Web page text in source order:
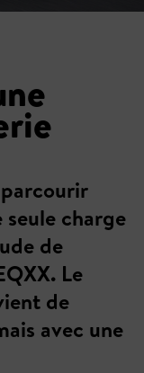
charge
de
Le
de
avec une